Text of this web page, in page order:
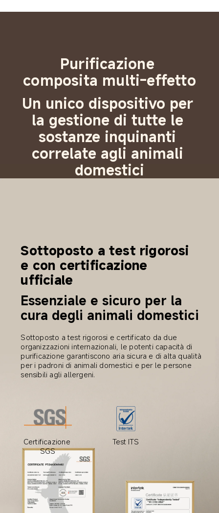
Purificazione
composita multi-effetto
Un unico dispositivo per
la gestione di tutte le
sostanze inquinanti
correlate agli animali
domestici
Sottoposto a test rigorosi
e con certificazione
ufficiale
Essenziale e sicuro per la
cura degli animali domestici
Sottoposto a test rigorosi e certificato da due
organizzazioni internazionali, le potenti capacità di
purificazione garantiscono aria sicura e di alta qualità
per i padroni di animali domestici e per le persone
sensibili agli allergeni.
Certificazione
SGS
Test ITS